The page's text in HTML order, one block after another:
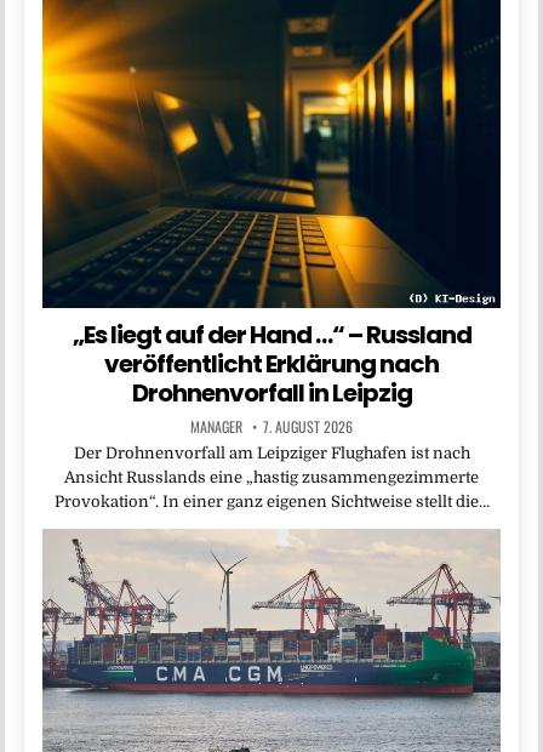
„Es liegt auf der Hand …“ – Russland
veröffentlicht Erklärung nach
Drohnenvorfall in Leipzig
MANAGER 7. AUGUST 2026
Der Drohnenvorfall am Leipziger Flughafen ist nach
Ansicht Russlands eine „hastig zusammengezimmerte
Provokation“. In einer ganz eigenen Sichtweise stellt die…